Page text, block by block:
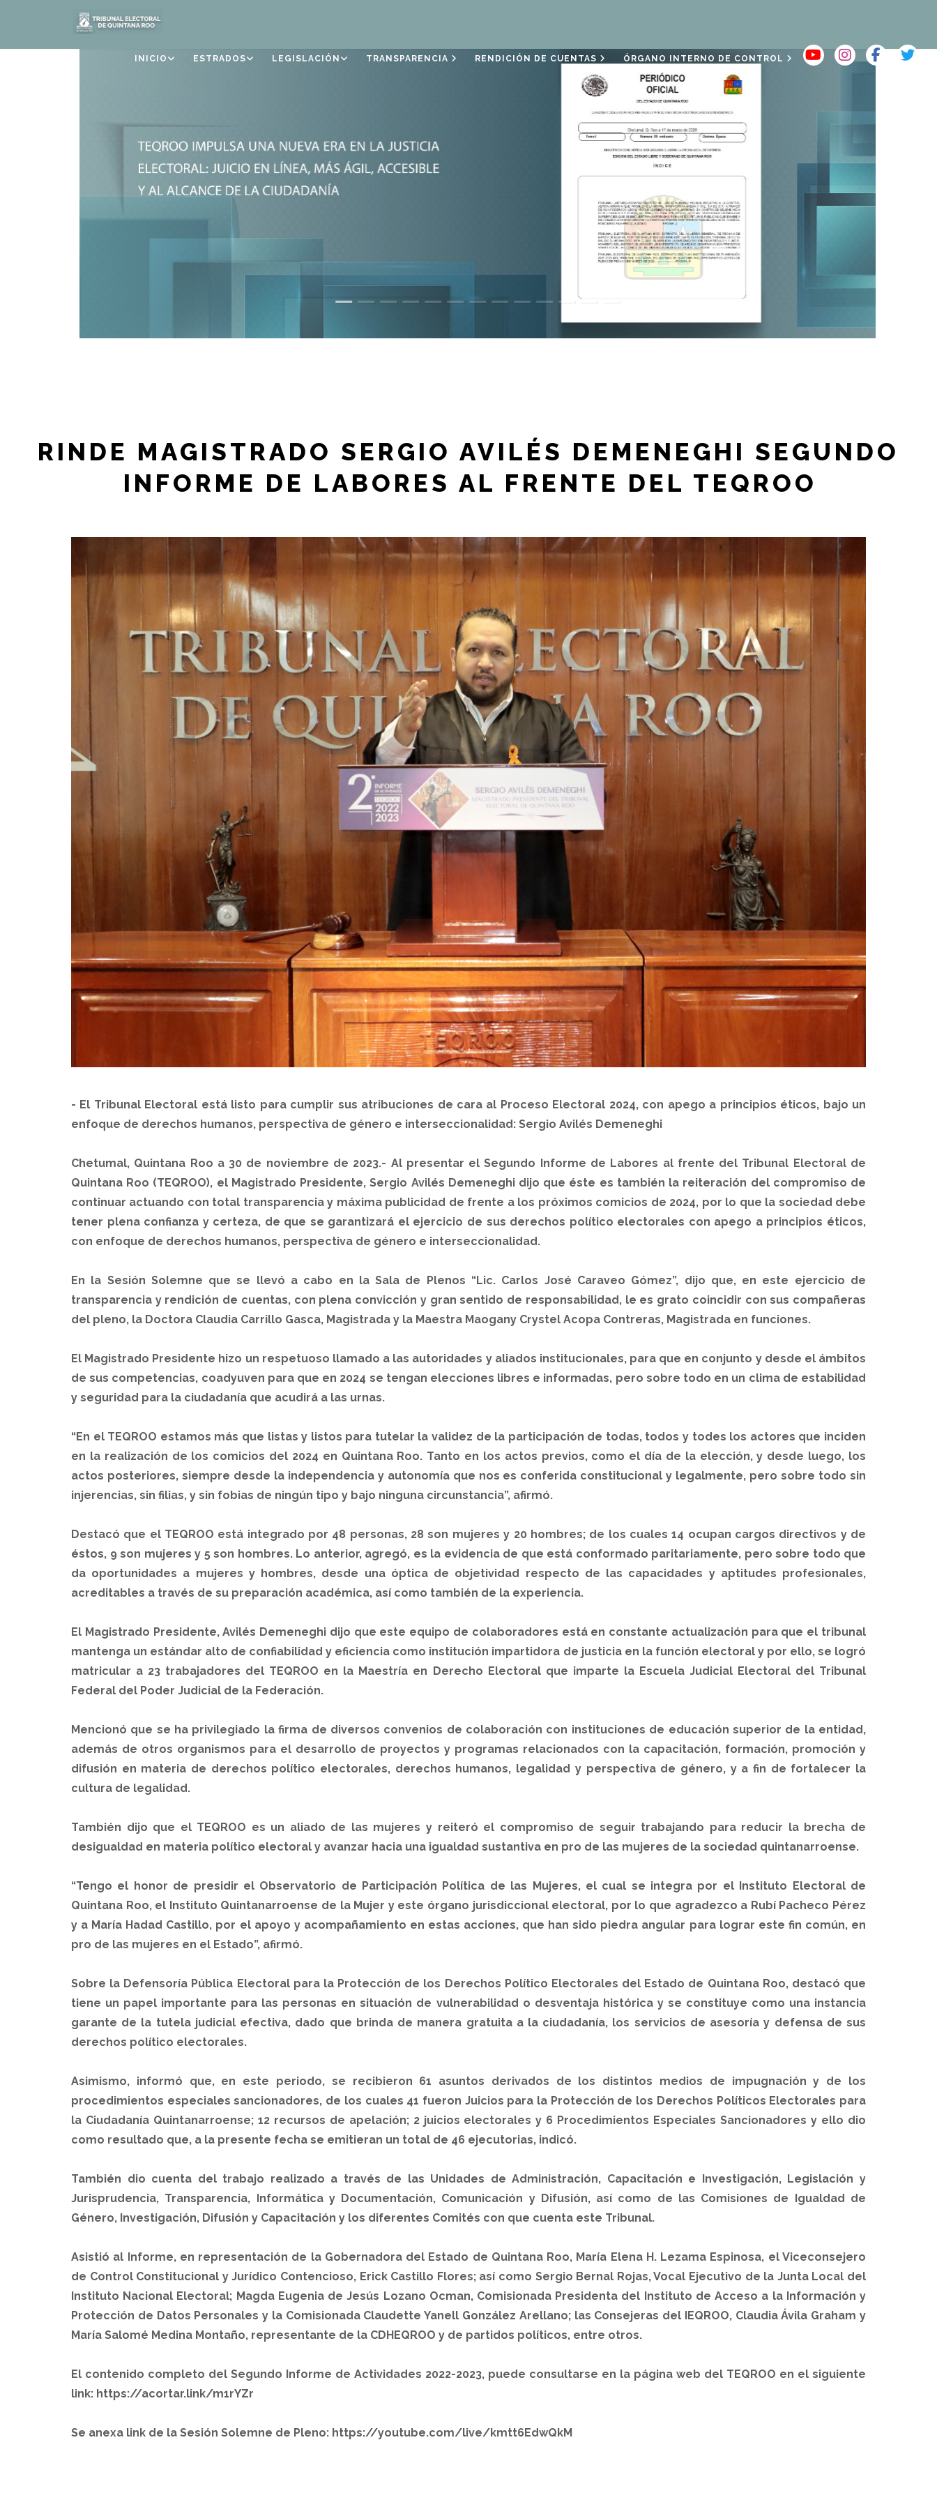
INICIO ESTRADOS LEGISLACIÓN TRANSPARENCIA RENDICIÓN DE CUENTAS ÓRGANO INTERNO DE CONTROL
RINDE MAGISTRADO SERGIO AVILÉS DEMENEGHI SEGUNDO
INFORME DE LABORES AL FRENTE DEL TEQROO
- El Tribunal Electoral está listo para cumplir sus atribuciones de cara al Proceso Electoral 2024, con apego a principios éticos, bajo un
enfoque de derechos humanos, perspectiva de género e interseccionalidad: Sergio Avilés Demeneghi
Chetumal, Quintana Roo a 30 de noviembre de 2023.- Al presentar el Segundo Informe de Labores al frente del Tribunal Electoral de
Quintana Roo (TEQROO), el Magistrado Presidente, Sergio Avilés Demeneghi dijo que éste es también la reiteración del compromiso de
continuar actuando con total transparencia y máxima publicidad de frente a los próximos comicios de 2024, por lo que la sociedad debe
tener plena confianza y certeza, de que se garantizará el ejercicio de sus derechos político electorales con apego a principios éticos,
con enfoque de derechos humanos, perspectiva de género e interseccionalidad.
En la Sesión Solemne que se llevó a cabo en la Sala de Plenos “Lic. Carlos José Caraveo Gómez”, dijo que, en este ejercicio de
transparencia y rendición de cuentas, con plena convicción y gran sentido de responsabilidad, le es grato coincidir con sus compañeras
del pleno, la Doctora Claudia Carrillo Gasca, Magistrada y la Maestra Maogany Crystel Acopa Contreras, Magistrada en funciones.
El Magistrado Presidente hizo un respetuoso llamado a las autoridades y aliados institucionales, para que en conjunto y desde el ámbitos
de sus competencias, coadyuven para que en 2024 se tengan elecciones libres e informadas, pero sobre todo en un clima de estabilidad
y seguridad para la ciudadanía que acudirá a las urnas.
“En el TEQROO estamos más que listas y listos para tutelar la validez de la participación de todas, todos y todes los actores que inciden
en la realización de los comicios del 2024 en Quintana Roo. Tanto en los actos previos, como el día de la elección, y desde luego, los
actos posteriores, siempre desde la independencia y autonomía que nos es conferida constitucional y legalmente, pero sobre todo sin
injerencias, sin filias, y sin fobias de ningún tipo y bajo ninguna circunstancia”, afirmó.
Destacó que el TEQROO está integrado por 48 personas, 28 son mujeres y 20 hombres; de los cuales 14 ocupan cargos directivos y de
éstos, 9 son mujeres y 5 son hombres. Lo anterior, agregó, es la evidencia de que está conformado paritariamente, pero sobre todo que
da oportunidades a mujeres y hombres, desde una óptica de objetividad respecto de las capacidades y aptitudes profesionales,
acreditables a través de su preparación académica, así como también de la experiencia.
El Magistrado Presidente, Avilés Demeneghi dijo que este equipo de colaboradores está en constante actualización para que el tribunal
mantenga un estándar alto de confiabilidad y eficiencia como institución impartidora de justicia en la función electoral y por ello, se logró
matricular a 23 trabajadores del TEQROO en la Maestría en Derecho Electoral que imparte la Escuela Judicial Electoral del Tribunal
Federal del Poder Judicial de la Federación.
Mencionó que se ha privilegiado la firma de diversos convenios de colaboración con instituciones de educación superior de la entidad,
además de otros organismos para el desarrollo de proyectos y programas relacionados con la capacitación, formación, promoción y
difusión en materia de derechos político electorales, derechos humanos, legalidad y perspectiva de género, y a fin de fortalecer la
cultura de legalidad.
También dijo que el TEQROO es un aliado de las mujeres y reiteró el compromiso de seguir trabajando para reducir la brecha de
desigualdad en materia político electoral y avanzar hacia una igualdad sustantiva en pro de las mujeres de la sociedad quintanarroense.
“Tengo el honor de presidir el Observatorio de Participación Política de las Mujeres, el cual se integra por el Instituto Electoral de
Quintana Roo, el Instituto Quintanarroense de la Mujer y este órgano jurisdiccional electoral, por lo que agradezco a Rubí Pacheco Pérez
y a María Hadad Castillo, por el apoyo y acompañamiento en estas acciones, que han sido piedra angular para lograr este fin común, en
pro de las mujeres en el Estado”, afirmó.
Sobre la Defensoría Pública Electoral para la Protección de los Derechos Político Electorales del Estado de Quintana Roo, destacó que
tiene un papel importante para las personas en situación de vulnerabilidad o desventaja histórica y se constituye como una instancia
garante de la tutela judicial efectiva, dado que brinda de manera gratuita a la ciudadanía, los servicios de asesoría y defensa de sus
derechos político electorales.
Asimismo, informó que, en este periodo, se recibieron 61 asuntos derivados de los distintos medios de impugnación y de los
procedimientos especiales sancionadores, de los cuales 41 fueron Juicios para la Protección de los Derechos Políticos Electorales para
la Ciudadanía Quintanarroense; 12 recursos de apelación; 2 juicios electorales y 6 Procedimientos Especiales Sancionadores y ello dio
como resultado que, a la presente fecha se emitieran un total de 46 ejecutorias, indicó.
También dio cuenta del trabajo realizado a través de las Unidades de Administración, Capacitación e Investigación, Legislación y
Jurisprudencia, Transparencia, Informática y Documentación, Comunicación y Difusión, así como de las Comisiones de Igualdad de
Género, Investigación, Difusión y Capacitación y los diferentes Comités con que cuenta este Tribunal.
Asistió al Informe, en representación de la Gobernadora del Estado de Quintana Roo, María Elena H. Lezama Espinosa, el Viceconsejero
de Control Constitucional y Jurídico Contencioso, Erick Castillo Flores; así como Sergio Bernal Rojas, Vocal Ejecutivo de la Junta Local del
Instituto Nacional Electoral; Magda Eugenia de Jesús Lozano Ocman, Comisionada Presidenta del Instituto de Acceso a la Información y
Protección de Datos Personales y la Comisionada Claudette Yanell González Arellano; las Consejeras del IEQROO, Claudia Ávila Graham y
María Salomé Medina Montaño, representante de la CDHEQROO y de partidos políticos, entre otros.
El contenido completo del Segundo Informe de Actividades 2022-2023, puede consultarse en la página web del TEQROO en el siguiente
link: https://acortar.link/m1rYZr
Se anexa link de la Sesión Solemne de Pleno: https://youtube.com/live/kmtt6EdwQkM